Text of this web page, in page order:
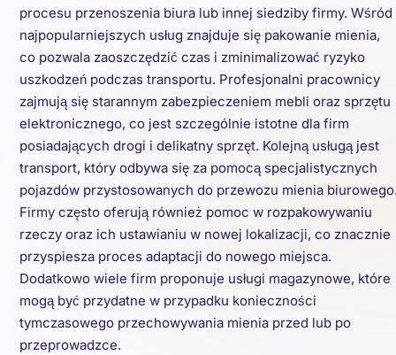
procesu przenoszenia biura lub innej siedziby firmy. Wśród
najpopularniejszych usług znajduje się pakowanie mienia,
co pozwala zaoszczędzić czas i zminimalizować ryzyko
uszkodzeń podczas transportu. Profesjonalni pracownicy
zajmują się starannym zabezpieczeniem mebli oraz sprzętu
elektronicznego, co jest szczególnie istotne dla firm
posiadających drogi i delikatny sprzęt. Kolejną usługą jest
transport, który odbywa się za pomocą specjalistycznych
pojazdów przystosowanych do przewozu mienia
Firmy często oferują również pomoc w rozpakowywaniu
rzeczy oraz ich ustawianiu w nowej lokalizacji, co znacznie
przyspiesza proces adaptacji do nowego miejsca.
Dodatkowo wiele firm proponuje usługi magazynowe, które
mogą być przydatne w przypadku konieczności
tymczasowego przechowywania mienia przed lub po
przeprowadzce.